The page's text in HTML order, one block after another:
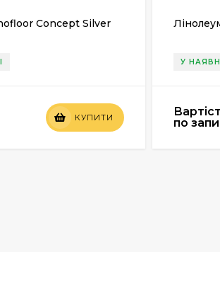
Concept Silver
КУПИТИ
У
по